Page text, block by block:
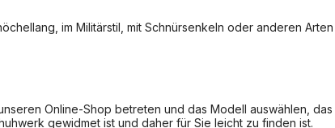
im Militärstil, mit Schnürsenkeln oder anderen
Online-Shop betreten und das Modell auswählen,
gewidmet ist und daher für Sie leicht zu finden ist.